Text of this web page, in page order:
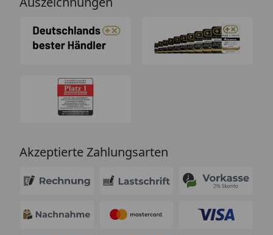
Akzeptierte Zahlungsarten